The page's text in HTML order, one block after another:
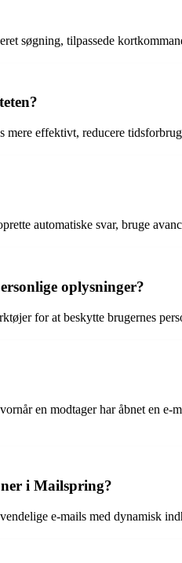
søgning, tilpassede
effektivt, reducere
automatiske svar, bruge
oplysninger?
for at beskytte brugernes
en modtager har åbnet en
i Mailspring?
e-mails med dynamisk